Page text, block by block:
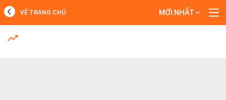
MỚI NHẤT
VỀ TRANG CHỦ MỚI NHẤT